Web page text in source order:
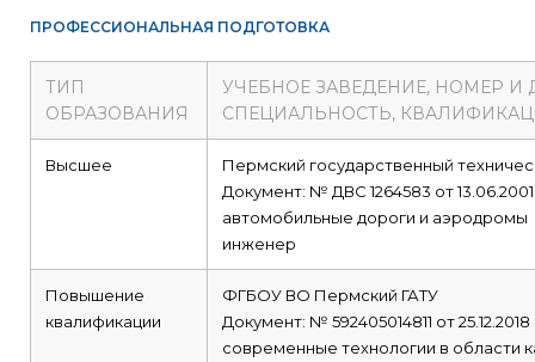
ПРОФЕССИОНАЛЬНАЯ ПОДГОТОВКА
ТИП
ОБРАЗОВАНИЯ
УЧЕБНОЕ ЗАВЕДЕНИЕ, НОМЕР
СПЕЦИАЛЬНОСТЬ,
Высшее
Пермский государственный
Документ: № ДВС 1264583 от 13.06.2001
автомобильные дороги и аэродромы
инженер
Повышение
квалификации
ФГБОУ ВО Пермский ГАТУ
Документ: № 592405014811 от 25.12.2018
современные технологии в области